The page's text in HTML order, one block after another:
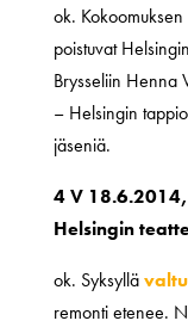
ok.
poistuvat
Brysseliin Henna
– Helsingin
jäseniä.
4 V
Helsingin
ok. Syksyllä
remonti etenee.